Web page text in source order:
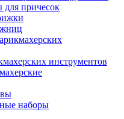
причесок
инструментов
наборы